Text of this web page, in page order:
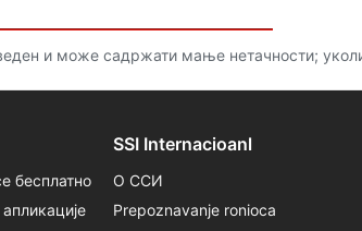
и може садржати мање нетачности;
бесплатно
SSI Internacioanl
О ССИ
Prepoznavanje ronioca